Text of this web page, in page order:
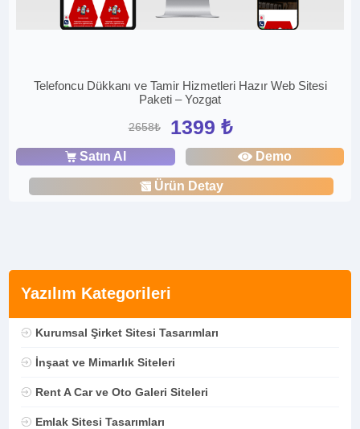
Yazılım Kategorileri
Kurumsal Şirket Sitesi Tasarımları
İnşaat ve Mimarlık Siteleri
Rent A Car ve Oto Galeri Siteleri
Emlak Sitesi Tasarımları
Telefoncu Dükkanı ve Tamir Hizmetleri Hazır Web Sitesi
Paketi – Yozgat
2658₺ 1399 ₺
Satın Al Demo
Ürün Detay